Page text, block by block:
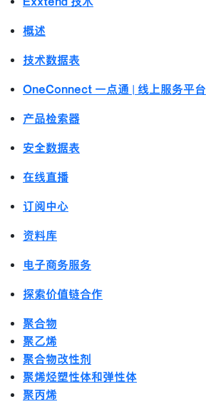
概述
技术数据表
OneConnect 一点通 | 线上服务平台
产品检索器
安全数据表
在线直播
订阅中心
资料库
电子商务服务
探索价值链合作
聚合物
聚乙烯
聚合物改性剂
聚烯烃塑性体和弹性体
聚丙烯